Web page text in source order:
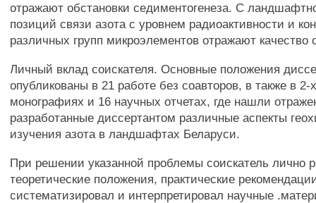
отражают обстановки седиментогенеза. С
позиций связи азота с уровнем радиоактивности и
различных групп микроэлементов отражают качество
Личный вклад соискателя. Основные положения
опубликованы в 21 работе без соавторов, в также в 2-
монографиях и 16 научных отчетах, где нашли
разработанные диссертантом различные аспекты
изучения азота в ландшафтах Беларуси.
При решении указанной проблемы соискатель лично
теоретические положения, практические
систематизировал и интерпретировал научные